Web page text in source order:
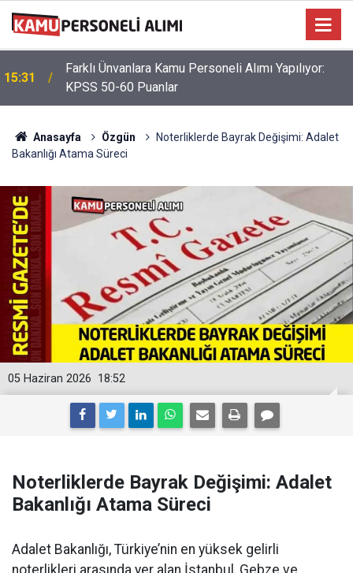
15:31
Farklı Ünvanlara Kamu Personeli Alımı Yapılıyor:
KPSS 50-60 Puanlar
Anasayfa Özgün
Noterliklerde Bayrak Değişimi: Adalet
Bakanlığı Atama Süreci
18:52
05 Haziran 2026
Noterliklerde Bayrak Değişimi: Adalet
Bakanlığı Atama Süreci
Adalet Bakanlığı, Türkiye’nin en yüksek gelirli
noterlikleri arasında yer alan İstanbul, Gebze ve